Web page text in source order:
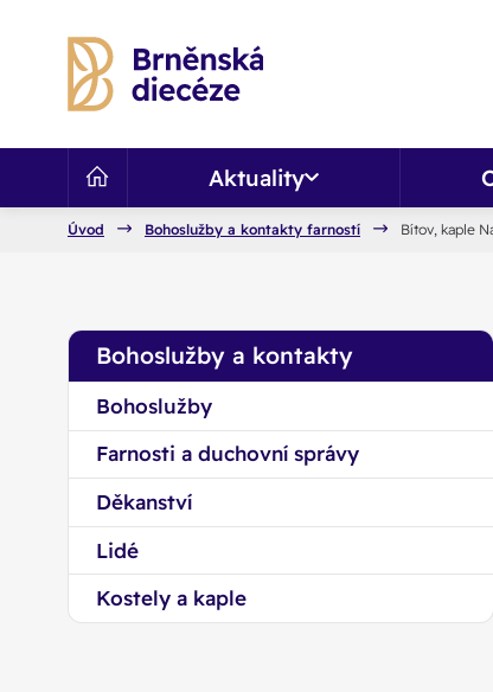
Aktuality
Úvod Bohoslužby a kontakty farností Bítov, kaple
Bohoslužby a kontakty
Bohoslužby
Farnosti a duchovní správy
Děkanství
Lidé
Kostely a kaple